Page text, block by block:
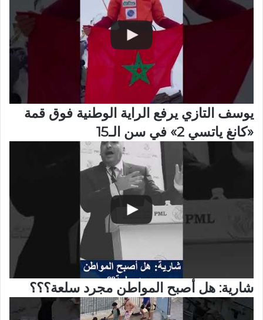
يوسف التازي يرفع الراية الوطنية فوق قمة
«كانغ ياتسي 2» في سن الـ15
شارية: هل أصبح المواطن مجرد سلعة؟؟؟